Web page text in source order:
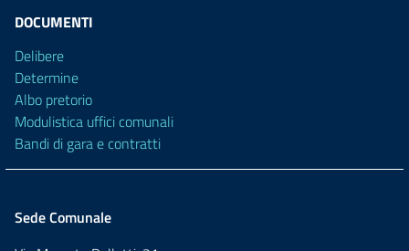
DOCUMENTI
Delibere
Determine
Albo pretorio
Modulistica uffici comunali
Bandi di gara e contratti
Sede Comunale